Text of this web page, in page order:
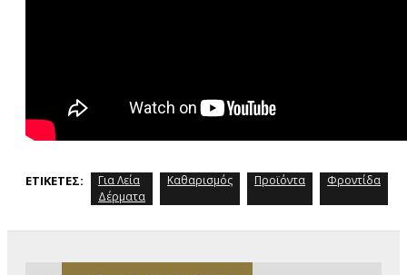
ΕΤΙΚΈΤΕΣ:
Για Λεία
Δέρματα
Καθαρισμός Προϊόντα Φροντίδα